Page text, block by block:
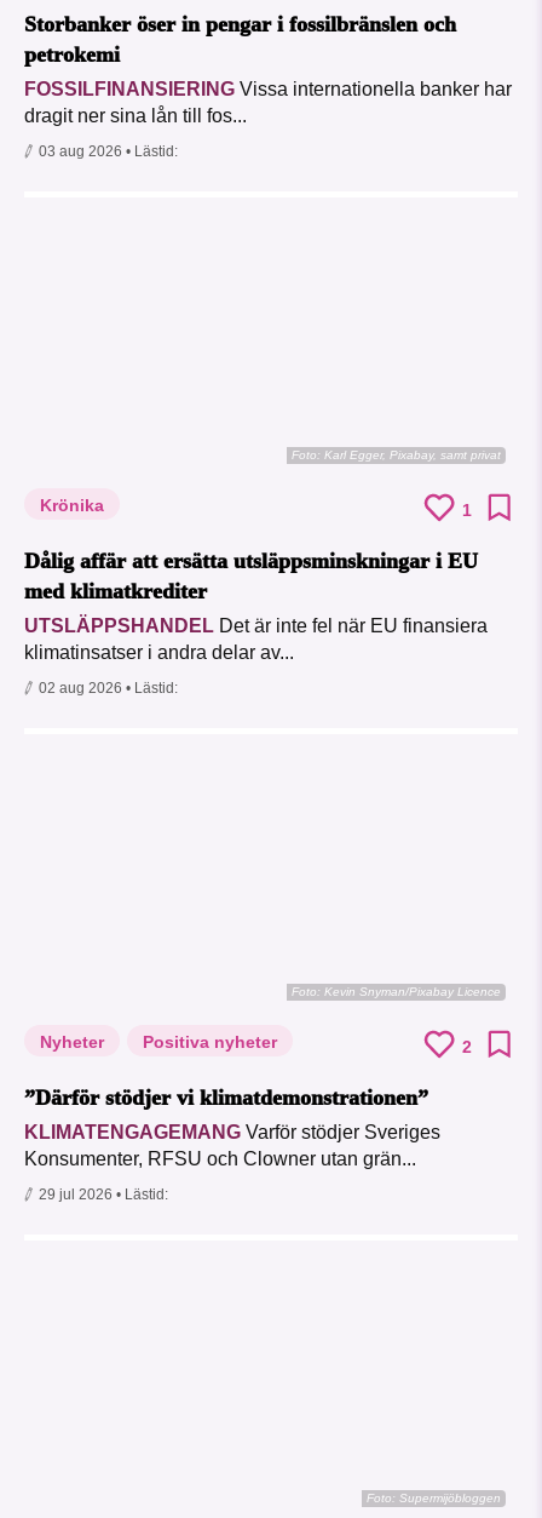
Storbanker öser in pengar i fossilbränslen och
petrokemi
FOSSILFINANSIERING Vissa internationella banker har
dragit ner sina lån till fos...
03 aug 2026 • Lästid:
Foto: Karl Egger, Pixabay, samt privat
Krönika 1
Dålig affär att ersätta utsläppsminskningar i EU
med klimatkrediter
UTSLÄPPSHANDEL Det är inte fel när EU finansiera
klimatinsatser i andra delar av...
02 aug 2026 • Lästid:
Foto: Kevin Snyman/Pixabay Licence
Nyheter Positiva nyheter 2
”Därför stödjer vi klimatdemonstrationen”
KLIMATENGAGEMANG Varför stödjer Sveriges
Konsumenter, RFSU och Clowner utan grän...
29 jul 2026 • Lästid:
Foto: Supermijöbloggen